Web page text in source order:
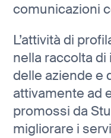
comunicazioni
L’attività di
nella raccolta
delle aziende e
attivamente ad
promossi da
migliorare i